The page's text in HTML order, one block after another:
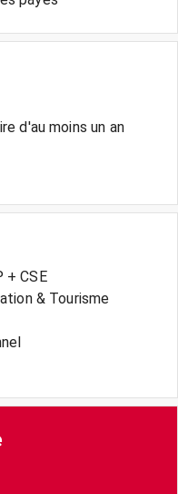
d'au moins un an
+ CSE
& Tourisme